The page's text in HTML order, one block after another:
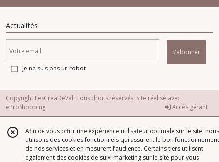
Actualités
S'abonner
Je ne suis pas un robot
Copyright LesCreaDeVal. Tous droits réservés. Site réalisé avec
eProShopping
Accès gérant
Afin de vous offrir une expérience utilisateur optimale sur le site, nous
utilisons des cookies fonctionnels qui assurent le bon fonctionnement
de nos services et en mesurent l’audience. Certains tiers utilisent
également des cookies de suivi marketing sur le site pour vous